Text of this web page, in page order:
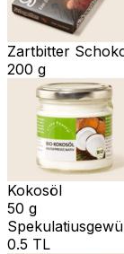
Zartbitter
200 g
Kokosöl
50 g
0.5 TL